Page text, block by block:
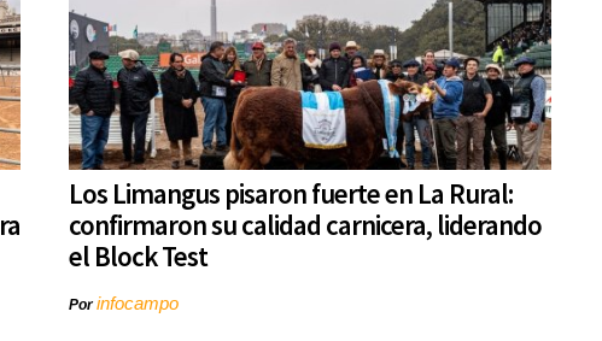
Los Limangus pisaron fuerte en La Rural:
confirmaron su calidad carnicera, liderando
el Block Test
Porinfocampo